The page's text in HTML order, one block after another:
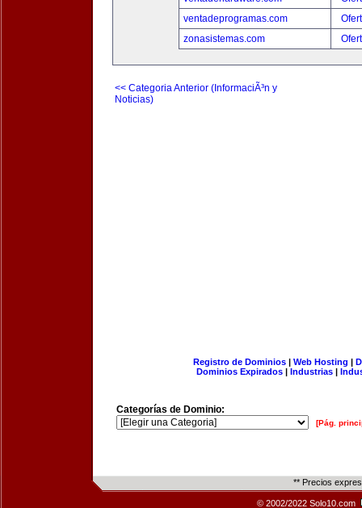
ventadeprogramas.com
zonasistemas.com
<< Categoria Anterior (InformaciÃ³n y
Noticias)
Registro de Dominios| Web Hosting |
Dominios Expirados | Industrias |
Categorías de Dominio:
[Pág.
** Precios
© 2002/2022 Solo10.com